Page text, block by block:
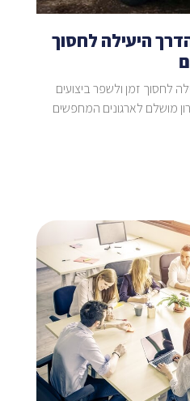
היעילה לחסוך
לחסוך זמן ולשפר ביצועים
מושלם לארגונים המחפשים